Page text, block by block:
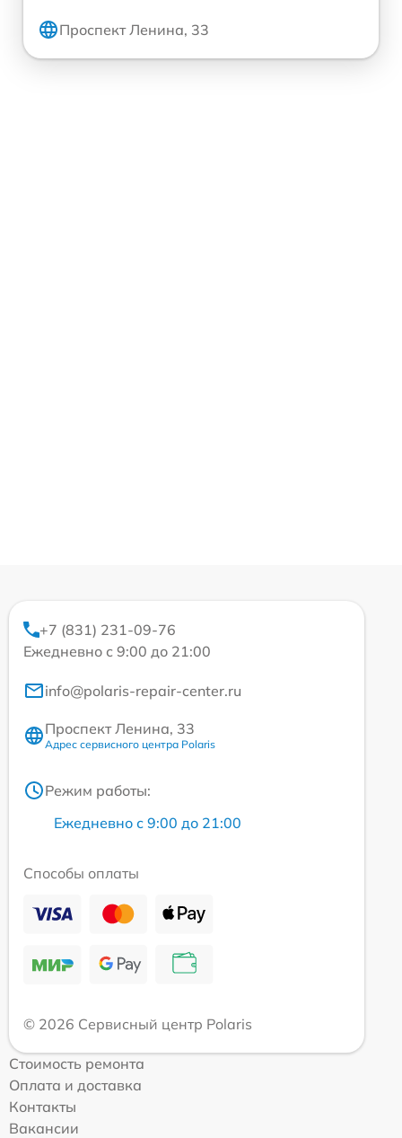
Проспект Ленина, 33
+7 (831) 231-09-76
Ежедневно с 9:00 до 21:00
info@polaris-repair-center.ru
Проспект Ленина, 33
Адрес сервисного центра Polaris
Режим работы:
Ежедневно с 9:00 до 21:00
Способы оплаты
© 2026 Сервисный центр Polaris
Стоимость ремонта
Оплата и доставка
Контакты
Вакансии